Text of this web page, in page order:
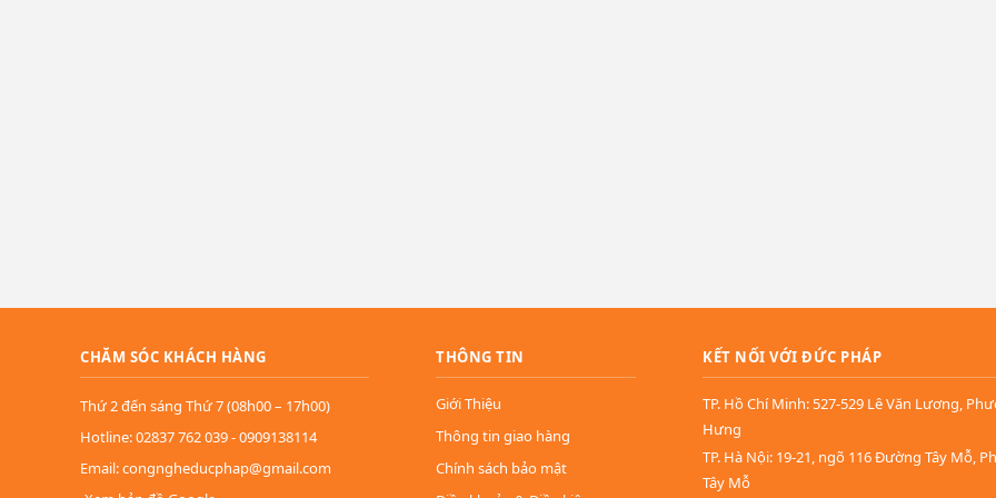
CHĂM SÓC KHÁCH HÀNG
Thứ 2 đến sáng Thứ 7 (08h00 – 17h00)
Hotline: 02837 762 039 - 0909138114
Email: congngheducphap@gmail.com
THÔNG TIN
Giới Thiệu
Thông tin giao hàng
Chính sách bảo mật
KẾT NỐI VỚI ĐỨC PHÁP
TP. Hồ Chí Minh: 527-529 Lê Văn Lương,
Hưng
TP. Hà Nội: 19-21, ngõ 116 Đường Tây Mỗ,
Tây Mỗ